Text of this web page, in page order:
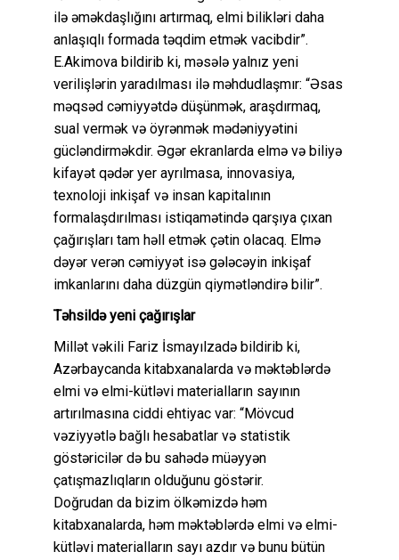
ilə əməkdaşlığını artırmaq, elmi bilikləri daha
anlaşıqlı formada təqdim etmək vacibdir”.
E.Akimova bildirib ki, məsələ yalnız yeni
verilişlərin yaradılması ilə məhdudlaşmır: “Əsas
məqsəd cəmiyyətdə düşünmək, araşdırmaq,
sual vermək və öyrənmək mədəniyyətini
gücləndirməkdir. Əgər ekranlarda elmə və biliyə
kifayət qədər yer ayrılmasa, innovasiya,
texnoloji inkişaf və insan kapitalının
formalaşdırılması istiqamətində qarşıya çıxan
çağırışları tam həll etmək çətin olacaq. Elmə
dəyər verən cəmiyyət isə gələcəyin inkişaf
imkanlarını daha düzgün qiymətləndirə bilir”.
Təhsildə yeni çağırışlar
Millət vəkili Fariz İsmayılzadə bildirib ki,
Azərbaycanda kitabxanalarda və məktəblərdə
elmi və elmi-kütləvi materialların sayının
artırılmasına ciddi ehtiyac var: “Mövcud
vəziyyətlə bağlı hesabatlar və statistik
göstəricilər də bu sahədə müəyyən
çatışmazlıqların olduğunu göstərir.
Doğrudan da bizim ölkəmizdə həm
kitabxanalarda, həm məktəblərdə elmi və elmi-
kütləvi materialların sayı azdır və bunu bütün